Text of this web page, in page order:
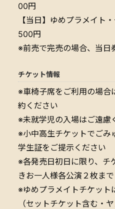
00円
【当日】ゆめプラメイト
500円
※前売で完売の場合、当日
チケット情報
※車椅子席をご利用の場合
約ください
※未就学児の入場はご遠慮
※小中高生チケットでごみ
学生証をご提示ください
※各発売日初日に限り、チ
きお一人様各公演２枚まで
※ゆめプラメイトチケット
（セットチケット含む・